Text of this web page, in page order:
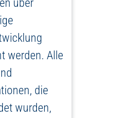
über
werden. Alle
die
wurden,